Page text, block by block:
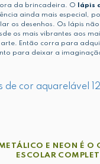
da brincadeira. O
lápis
ainda mais especial,
os desenhos. Os lápis
os mais vibrantes aos
Então corra para
para deixar a
E NEON É O
ESCOLAR